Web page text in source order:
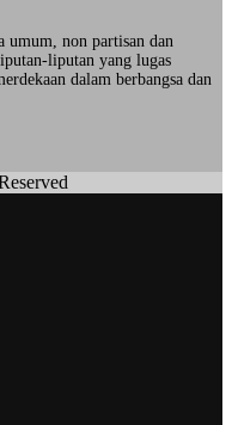
umum, non partisan dan
liputan yang lugas
dalam berbangsa dan